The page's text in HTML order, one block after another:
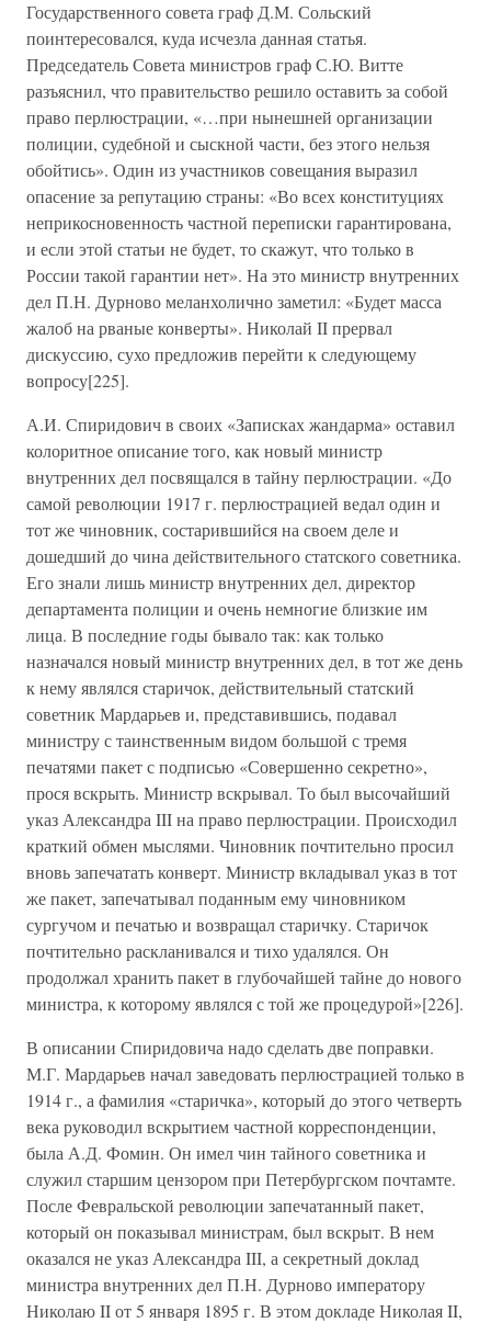
Государственного совета граф Д.М. Сольский
поинтересовался, куда исчезла данная статья.
Председатель Совета министров граф С.Ю. Витте
разъяснил, что правительство решило оставить за собой
право перлюстрации, «…при нынешней организации
полиции, судебной и сыскной части, без этого нельзя
обойтись». Один из участников совещания выразил
опасение за репутацию страны: «Во всех конституциях
неприкосновенность частной переписки гарантирована,
и если этой статьи не будет, то скажут, что только в
России такой гарантии нет». На это министр внутренних
дел П.Н. Дурново меланхолично заметил: «Будет масса
жалоб на рваные конверты». Николай II прервал
дискуссию, сухо предложив перейти к следующему
вопросу[225].
А.И. Спиридович в своих «Записках жандарма» оставил
колоритное описание того, как новый министр
внутренних дел посвящался в тайну перлюстрации. «До
самой революции 1917 г. перлюстрацией ведал один и
тот же чиновник, состарившийся на своем деле и
дошедший до чина действительного статского советника.
Его знали лишь министр внутренних дел, директор
департамента полиции и очень немногие близкие им
лица. В последние годы бывало так: как только
назначался новый министр внутренних дел, в тот же день
к нему являлся старичок, действительный статский
советник Мардарьев и, представившись, подавал
министру с таинственным видом большой с тремя
печатями пакет с подписью «Совершенно секретно»,
прося вскрыть. Министр вскрывал. То был высочайший
указ Александра III на право перлюстрации. Происходил
краткий обмен мыслями. Чиновник почтительно просил
вновь запечатать конверт. Министр вкладывал указ в тот
же пакет, запечатывал поданным ему чиновником
сургучом и печатью и возвращал старичку. Старичок
почтительно раскланивался и тихо удалялся. Он
продолжал хранить пакет в глубочайшей тайне до нового
министра, к которому являлся с той же процедурой»[226].
В описании Спиридовича надо сделать две поправки.
М.Г. Мардарьев начал заведовать перлюстрацией только в
1914 г., а фамилия «старичка», который до этого четверть
века руководил вскрытием частной корреспонденции,
была А.Д. Фомин. Он имел чин тайного советника и
служил старшим цензором при Петербургском почтамте.
После Февральской революции запечатанный пакет,
который он показывал министрам, был вскрыт. В нем
оказался не указ Александра III, а секретный доклад
министра внутренних дел П.Н. Дурново императору
Николаю II от 5 января 1895 г. В этом докладе Николая II,